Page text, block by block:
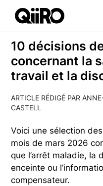
Webflow Homepage
10 décisions
concernant la
travail et la
ARTICLE RÉDIGÉ PAR
CASTELL
Voici une sélection
mois de mars 2026
que l’arrêt maladie, la
enceinte ou
compensateur.